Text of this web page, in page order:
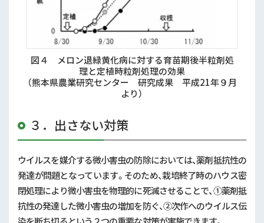
図４ メロン退緑黄化病に対する育苗期後半粒剤処
理と定植時粒剤処理の効果
（熊本県農業研究センター 研究成果 平成21年９月
より）
３．出さない対策
ウイルスを媒介する微小害虫の防除においては、薬剤抵抗性の
発達が問題となっています。そのため、栽培終了時のハウス密
閉処理により微小害虫を物理的に死滅させることで、①薬剤抵
抗性の発達した微小害虫の増加を防ぐ、②次作へのウイルス伝